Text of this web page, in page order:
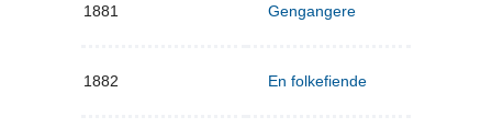
1881 Gengangere
1882 En folkefiende